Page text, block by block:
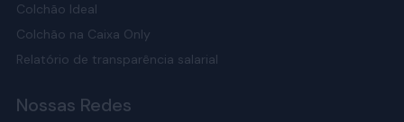
Colchão Ideal
Colchão na Caixa Only
Relatório de transparência salarial
Nossas Redes